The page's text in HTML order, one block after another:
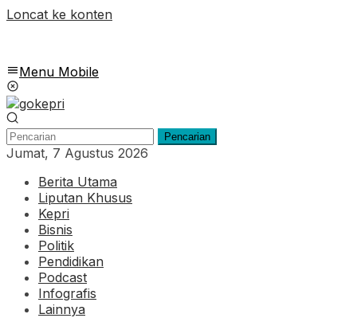
Loncat ke konten
Menu Mobile
Pencarian
Jumat, 7 Agustus 2026
Berita Utama
Liputan Khusus
Kepri
Bisnis
Politik
Pendidikan
Podcast
Infografis
Lainnya